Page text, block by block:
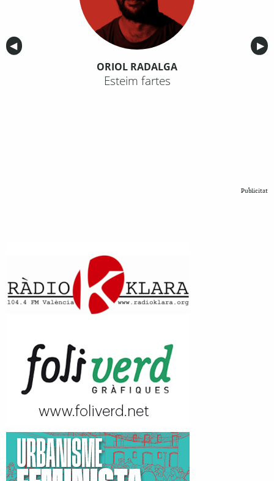
Anterior
◀︎ ▶︎
ORIOL RADALGA
Esteim fartes
Publicitat